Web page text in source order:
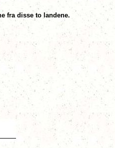
fra disse to landene.